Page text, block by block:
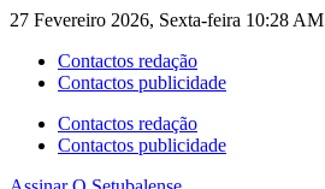
27 Fevereiro 2026, Sexta-feira 10:28 AM
Contactos redação
Contactos publicidade
Contactos redação
Contactos publicidade